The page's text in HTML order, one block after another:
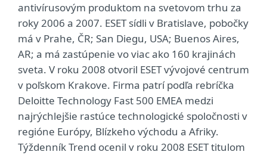
antivírusovým produktom na svetovom trhu za
roky 2006 a 2007. ESET sídli v Bratislave, pobočky
má v Prahe, ČR; San Diegu, USA; Buenos Aires,
AR; a má zastúpenie vo viac ako 160 krajinách
sveta. V roku 2008 otvoril ESET vývojové centrum
v poľskom Krakove. Firma patrí podľa rebríčka
Deloitte Technology Fast 500 EMEA medzi
najrýchlejšie rastúce technologické spoločnosti v
regióne Európy, Blízkeho východu a Afriky.
Týždenník Trend ocenil v roku 2008 ESET titulom